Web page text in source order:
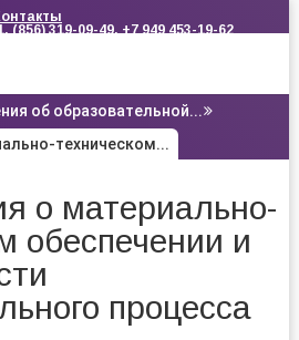
(856) 319-09-49, +7 949 453-19-62
об образовательной...
техническом...
о материально-
обеспечении и
процесса